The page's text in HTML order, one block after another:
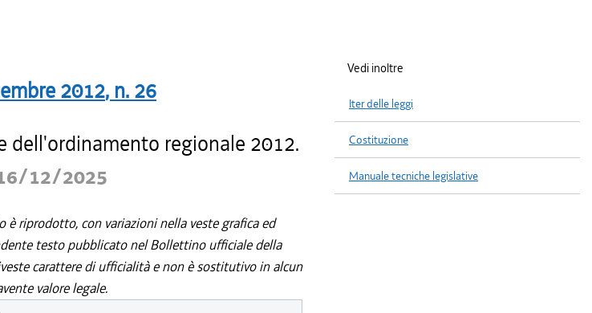
2012, n. 26
dell'ordinamento regionale 2012.
12/2025
è riprodotto, con variazioni nella veste grafica ed
testo pubblicato nel Bollettino ufficiale della
carattere di ufficialità e non è sostitutivo in alcun
valore legale.
Vedi inoltre
Iter delle leggi
Costituzione
Manuale tecniche legislative